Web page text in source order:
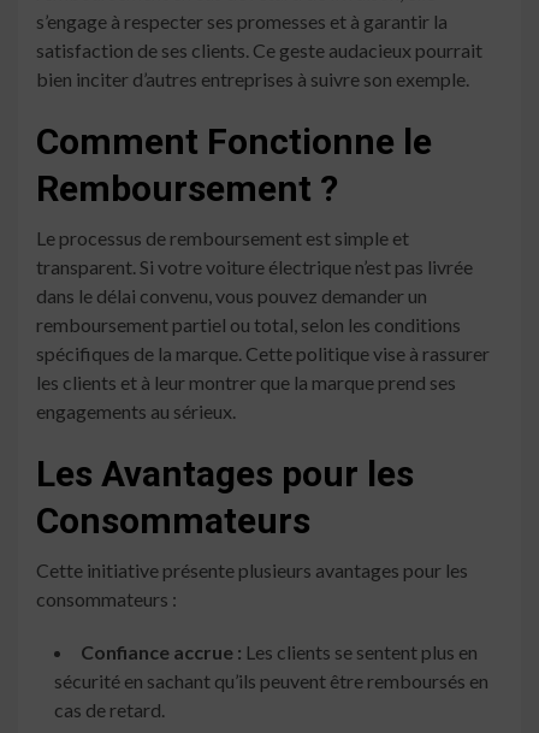
s’engage à respecter ses promesses et à garantir la
satisfaction de ses clients. Ce geste audacieux pourrait
bien inciter d’autres entreprises à suivre son exemple.
Comment Fonctionne le
Remboursement ?
Le processus de remboursement est simple et
transparent. Si votre voiture électrique n’est pas livrée
dans le délai convenu, vous pouvez demander un
remboursement partiel ou total, selon les conditions
spécifiques de la marque. Cette politique vise à rassurer
les clients et à leur montrer que la marque prend ses
engagements au sérieux.
Les Avantages pour les
Consommateurs
Cette initiative présente plusieurs avantages pour les
consommateurs :
Confiance accrue : Les clients se sentent plus en
sécurité en sachant qu’ils peuvent être remboursés en
cas de retard.